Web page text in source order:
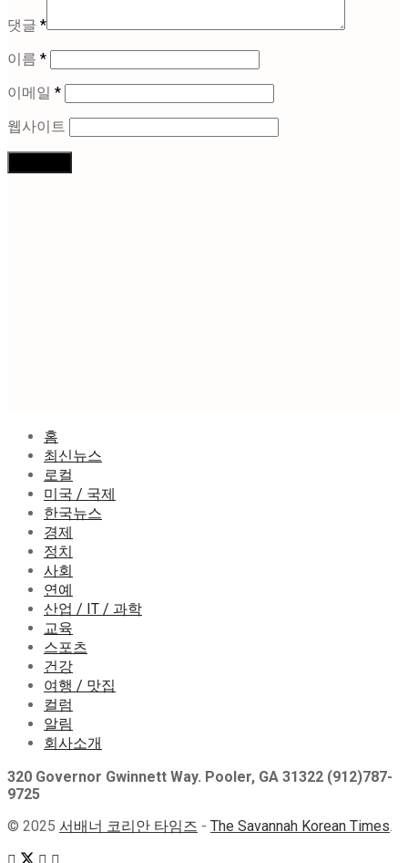
댓글 *
이름 *
이메일 *
웹사이트
홈
최신뉴스
로컬
미국 / 국제
한국뉴스
경제
정치
사회
연예
산업 / IT / 과학
교육
스포츠
건강
여행 / 맛집
컬럼
알림
회사소개
320 Governor Gwinnett Way. Pooler, GA 31322 (912)787-
9725
© 2025 서배너 코리안 타임즈 - The Savannah Korean Times.